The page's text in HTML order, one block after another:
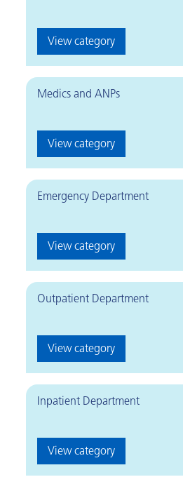
View category
Medics and ANPs
View category
Emergency Department
View category
Outpatient Department
View category
Inpatient Department
View category